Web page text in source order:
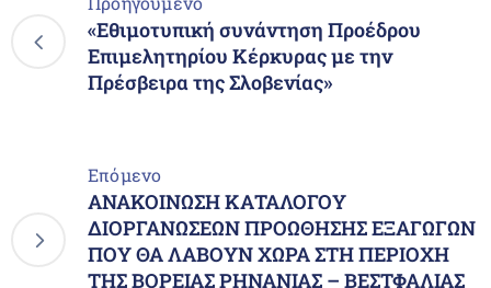
«Εθιμοτυπική συνάντηση Προέδρου
Επιμελητηρίου Κέρκυρας με την
Πρέσβειρα της Σλοβενίας»
Επόμενο
ΑΝΑΚΟΙΝΩΣΗ ΚΑΤΑΛΟΓΟΥ
ΔΙΟΡΓΑΝΩΣΕΩΝ ΠΡΟΩΘΗΣΗΣ ΕΞΑΓΩΓΩΝ
ΠΟΥ ΘΑ ΛΑΒΟΥΝ ΧΩΡΑ ΣΤΗ ΠΕΡΙΟΧΗ
ΤΗΣ ΒΟΡΕΙΑΣ ΡΗΝΑΝΙΑΣ – ΒΕΣΤΦΑΛΙΑΣ